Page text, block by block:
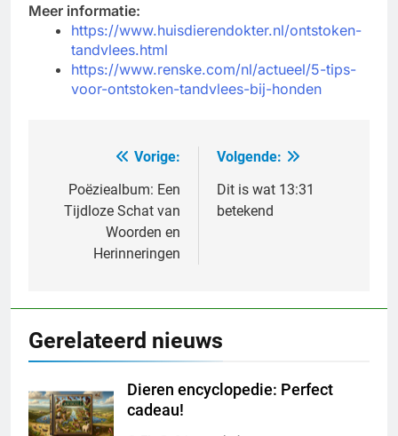
Meer informatie:
https://www.huisdierendokter.nl/ontstoken-
tandvlees.html
https://www.renske.com/nl/actueel/5-tips-
voor-ontstoken-tandvlees-bij-honden
navigatie
Vorige:
Poëziealbum: Een
Tijdloze Schat van
Woorden en
Herinneringen
Volgende:
Dit is wat 13:31
betekend
Gerelateerd nieuws
Dieren encyclopedie: Perfect
cadeau!